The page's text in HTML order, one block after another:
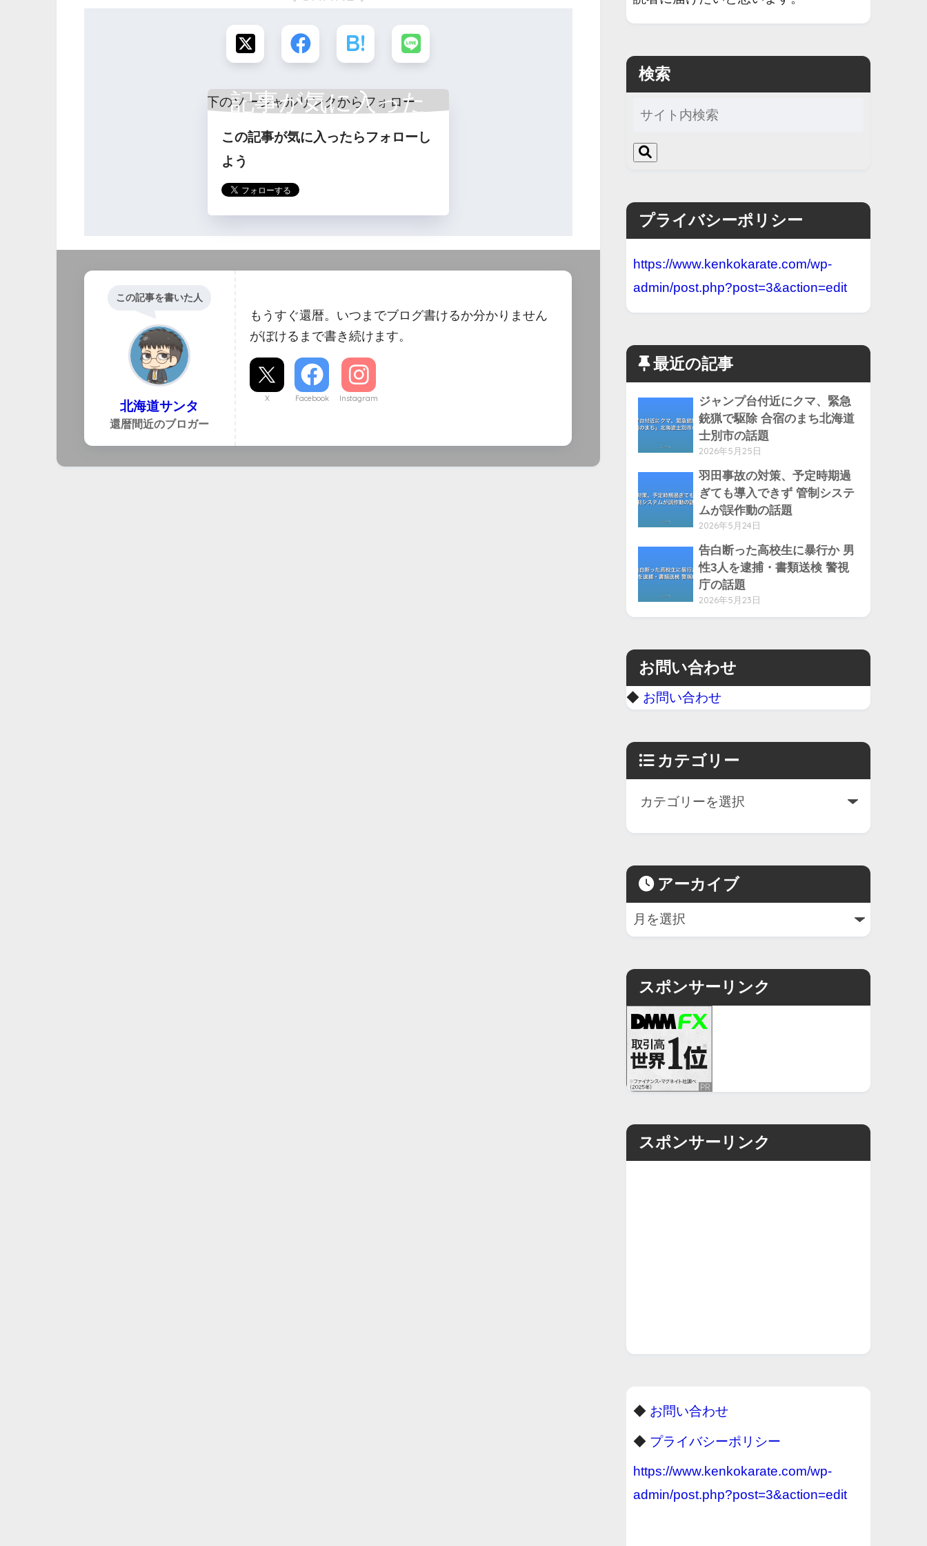
記事が気に入った
らフォロー
この記事が気に入ったらフォローし
よう
この記事を書いた人
北海道サンタ
還暦間近のブロガー
もうすぐ還暦。いつまでブログ書けるか分かりません
がぼけるまで書き続けます。
X Facebook Instagram
検索
プライバシーポリシー
https://www.kenkokarate.com/wp-
admin/post.php?post=3&action=edit
最近の記事
ジャンプ台付近にクマ、緊急
銃猟で駆除 合宿のまち北海道
士別市の話題
2026年5月25日
羽田事故の対策、予定時期過
ぎても導入できず 管制システ
ムが誤作動の話題
2026年5月24日
告白断った高校生に暴行か 男
性3人を逮捕・書類送検 警視
庁の話題
2026年5月23日
お問い合わせ
◆ お問い合わせ
カテゴリー
アーカイブ
スポンサーリンク
スポンサーリンク
◆ お問い合わせ
◆ プライバシーポリシー
https://www.kenkokarate.com/wp-
admin/post.php?post=3&action=edit